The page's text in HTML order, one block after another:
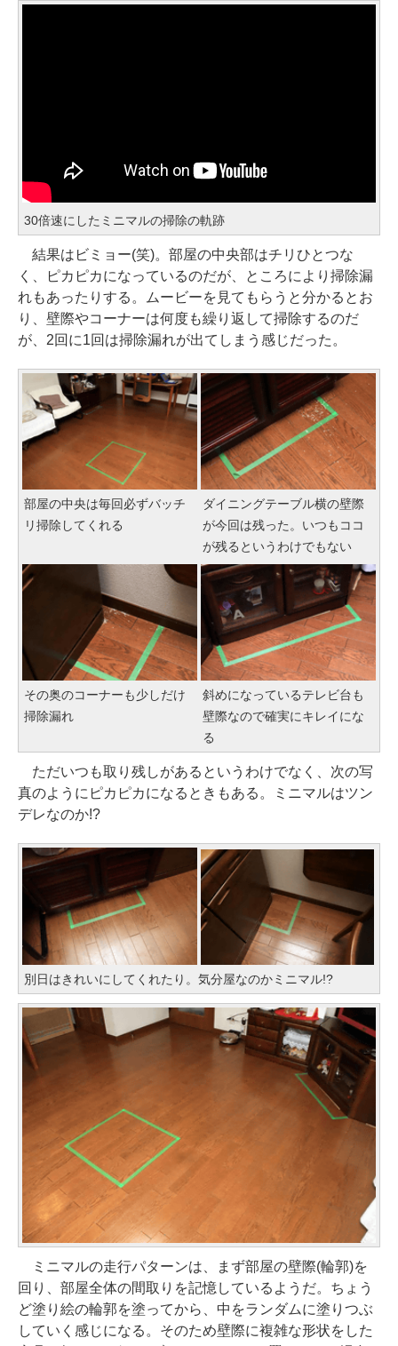
30倍速にしたミニマルの掃除の軌跡
結果はビミョー(笑)。部屋の中央部はチリひとつな
く、ピカピカになっているのだが、ところにより掃除漏
れもあったりする。ムービーを見てもらうと分かるとお
り、壁際やコーナーは何度も繰り返して掃除するのだ
が、2回に1回は掃除漏れが出てしまう感じだった。
部屋の中央は毎回必ずバッチ
リ掃除してくれる
ダイニングテーブル横の壁際
が今回は残った。いつもココ
が残るというわけでもない
その奥のコーナーも少しだけ
掃除漏れ
斜めになっているテレビ台も
壁際なので確実にキレイにな
る
ただいつも取り残しがあるというわけでなく、次の写
真のようにピカピカになるときもある。ミニマルはツン
デレなのか!?
別日はきれいにしてくれたり。気分屋なのかミニマル!?
ミニマルの走行パターンは、まず部屋の壁際(輪郭)を
回り、部屋全体の間取りを記憶しているようだ。ちょう
ど塗り絵の輪郭を塗ってから、中をランダムに塗りつぶ
していく感じになる。そのため壁際に複雑な形状をした